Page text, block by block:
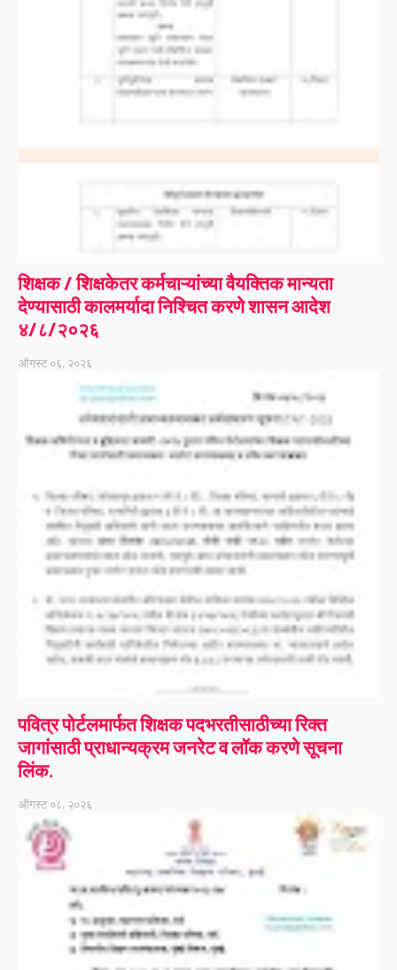
शिक्षक / शिक्षकेतर कर्मचाऱ्यांच्या वैयक्तिक मान्यता
देण्यासाठी कालमर्यादा निश्चित करणे शासन आदेश
४/८/२०२६
ऑगस्ट ०६, २०२६
पवित्र पोर्टलमार्फत शिक्षक पदभरतीसाठीच्या रिक्त
जागांसाठी प्राधान्यक्रम जनरेट व लॉक करणे सूचना
लिंक.
ऑगस्ट ०८, २०२६